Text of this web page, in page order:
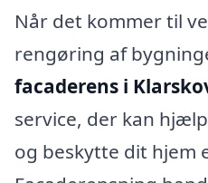
Når det kommer til
rengøring af
facaderens i
service, der kan
og beskytte dit hjem